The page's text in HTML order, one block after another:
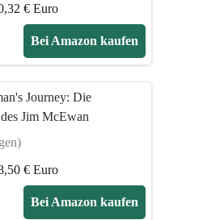
€ Euro
Bei Amazon kaufen
Journey: Die
Jim McEwan
€ Euro
Bei Amazon kaufen